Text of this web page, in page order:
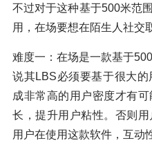
不过对于这种基于500米范
用，在场要想在陌生人社交
难度一：在场是一款基于
说其LBS必须要基于很大
成非常高的用户密度才有
长，提升用户粘性。否则
用户在使用这款软件，互动